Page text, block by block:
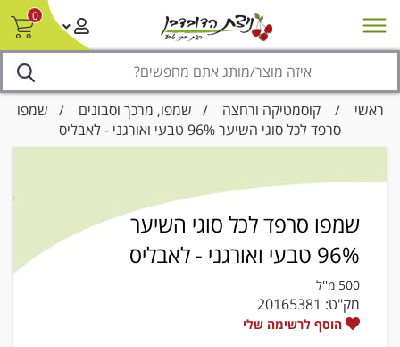
0
מבצעים סניפים צור קשר/ביטול הזמנה
ראשי /קוסמטיקה ורחצה / שמפו, מרכך וסבונים / שמפו
סרפד לכל סוגי השיער 96% טבעי ואורגני - לאבליס
שמפו סרפד לכל סוגי השיער
96% טבעי ואורגני - לאבליס
500 מ''ל
מק"ט: 20165381
הוסף לרשימה שלי